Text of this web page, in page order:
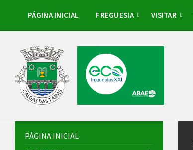
sidebar
PÁGINA INICIAL FREGUESIA VISITAR
PÁGINA INICIAL